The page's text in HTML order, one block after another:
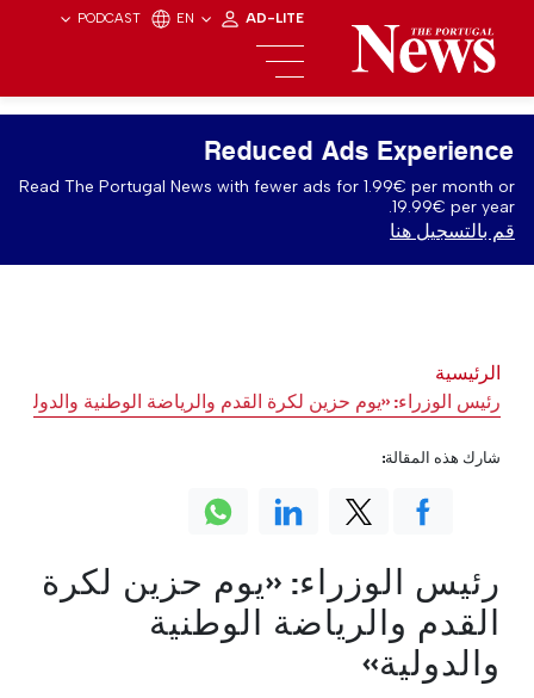
PODCAST EN AD-LITE
Reduced Ads Experience
Read The Portugal News with fewer ads for 1.99€ per month or
19.99€ per year.
قم بالتسجيل هنا
الرئيسية
رئيس الوزراء: «يوم حزين لكرة القدم والرياضة الوطنية والدولية»
رئيس الوزراء: «يوم حزين لكرة
القدم والرياضة الوطنية
والدولية»
شارك هذه المقالة: